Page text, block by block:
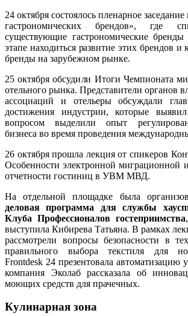
24 октября состоялось пленарное
гастрономических брендов», где
существующие гастрономические
этапе находиться развитие этих брендов и
бренды на зарубежном рынке.
25 октября обсудили Итоги Чемпионата
отельного рынка. Представители органов
ассоциаций и отельеры обсуждали
достижения индустрии, которые
вопросом выделили опыт
бизнеса во время проведения
26 октября прошла лекция от спикеров
Особенности электронной миграционной
отчетности гостиниц в УВМ МВД.
На отдельной площадке была
деловая программа для службы
Клуба Профессионалов гостеприимства
выступила Кибирева Татьяна. В рамках
рассмотрели вопросы безопасности в
правильного выбора текстиля для
Frontdesk 24 презентовала автоматизацию
компания Эколаб рассказала об
моющих средств для прачечных.
Кулинарная зона